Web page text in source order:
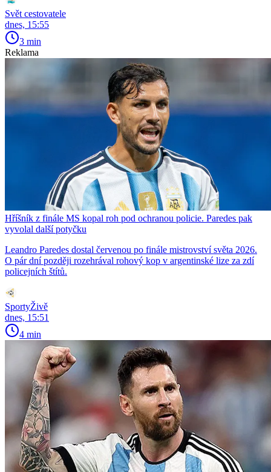
Svět cestovatele
dnes, 15:55
3 min
Reklama
Hříšník z finále MS kopal roh pod ochranou policie. Paredes pak
vyvolal další potyčku
Leandro Paredes dostal červenou po finále mistrovství světa 2026.
O pár dní později rozehrával rohový kop v argentinské lize za zdí
policejních štítů.
SportyŽivě
dnes, 15:51
4 min